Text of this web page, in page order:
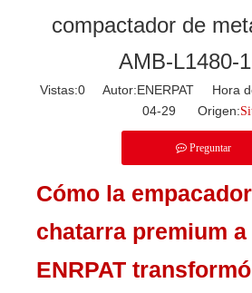
compactador de
AMB-L1480-
Vistas:0Autor:ENERPAT Hora de
04-29 Origen:
Preguntar
Cómo la
chatarra premium
ENRPAT